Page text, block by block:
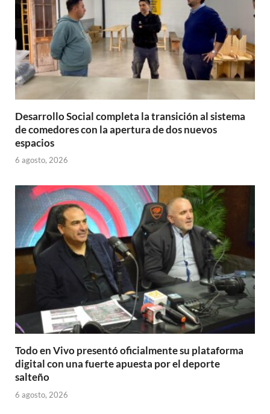
Desarrollo Social completa la transición al sistema
de comedores con la apertura de dos nuevos
espacios
6 agosto, 2026
Todo en Vivo presentó oficialmente su plataforma
digital con una fuerte apuesta por el deporte
salteño
6 agosto, 2026